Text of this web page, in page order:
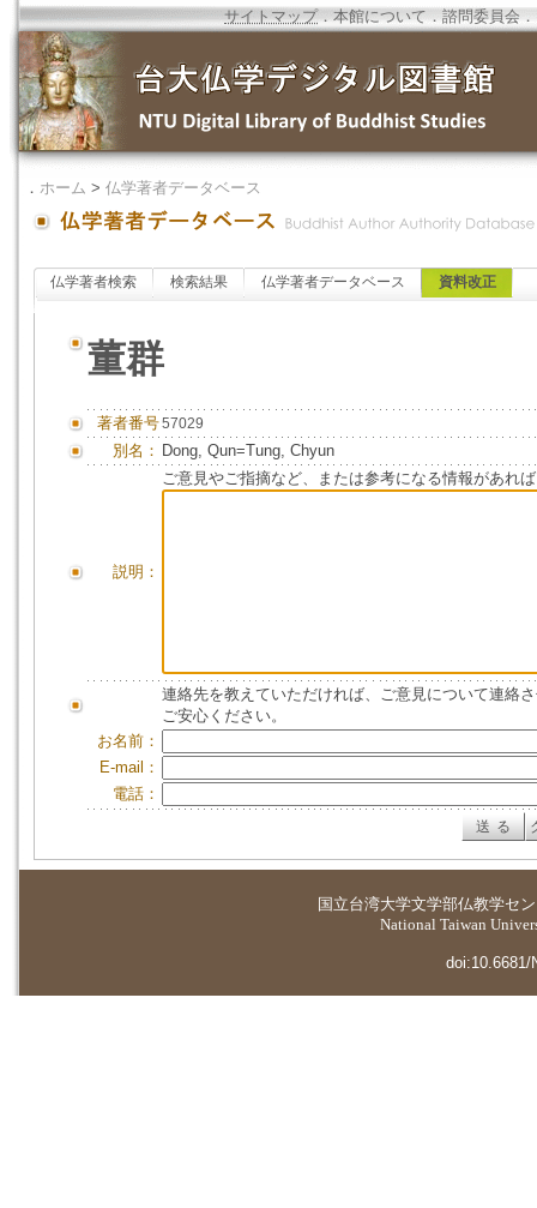
サイトマップ．本館について ．諮問委員会 ．
． ホーム > 仏学著者データベース
仏学著者検索 検索結果 仏学著者データベース 資料改正
董群
著者番号57029
別名： Dong, Qun=Tung, Chyun
説明：
ご意見やご指摘など、または参考になる情報があれ
連絡先を教えていただければ、ご意見について連絡
ご安心ください。
お名前：
E-mail：
電話：
国立台湾大学文学部仏教学セ
National Taiwan
doi:10.6681/